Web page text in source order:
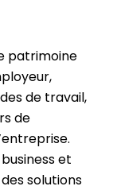
patrimoine
de travail,
de
et
solutions